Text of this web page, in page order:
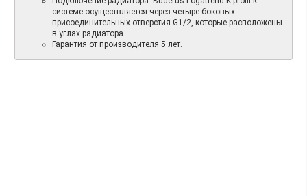
системе осуществляется через четыре боковых
присоединительных отверстия G1/2, которые расположены
в углах радиатора.
Гарантия от производителя 5 лет.